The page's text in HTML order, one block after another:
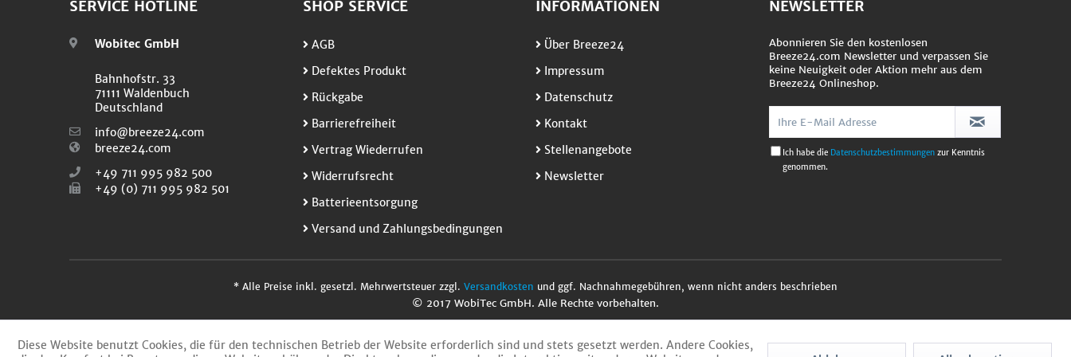
SERVICE HOTLINE
Wobitec GmbH
Bahnhofstr. 33
71111 Waldenbuch
Deutschland
info@breeze24.com
breeze24.com
+49 711 995 982 500
+49 (0) 711 995 982 501
SHOP SERVICE
AGB
Defektes Produkt
Rückgabe
Barrierefreiheit
Vertrag Wiederrufen
Widerrufsrecht
Batterieentsorgung
Versand und Zahlungsbedingungen
INFORMATIONEN
Über Breeze24
Impressum
Datenschutz
Kontakt
Stellenangebote
Newsletter
NEWSLETTER
Abonnieren Sie den kostenlosen
Breeze24.com Newsletter und verpassen Sie
keine Neuigkeit oder Aktion mehr aus dem
Breeze24 Onlineshop.
Ich habe die Datenschutzbestimmungen zur Kenntnis
genommen.
* Alle Preise inkl. gesetzl. Mehrwertsteuer zzgl. Versandkosten und ggf. Nachnahmegebühren, wenn nicht anders beschrieben
© 2017 WobiTec GmbH. Alle Rechte vorbehalten.
Diese Website benutzt Cookies, die für den technischen Betrieb der Website erforderlich sind und stets gesetzt werden. Andere Cookies,